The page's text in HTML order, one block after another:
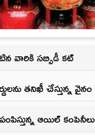
వారికి సబ్సిడీ కట్
తనిఖీ చేస్తున్న వైనం
ఆయిల్ కంపెనీలు